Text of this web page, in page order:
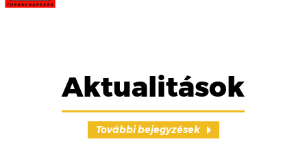
Aktualitások
További bejegyzések